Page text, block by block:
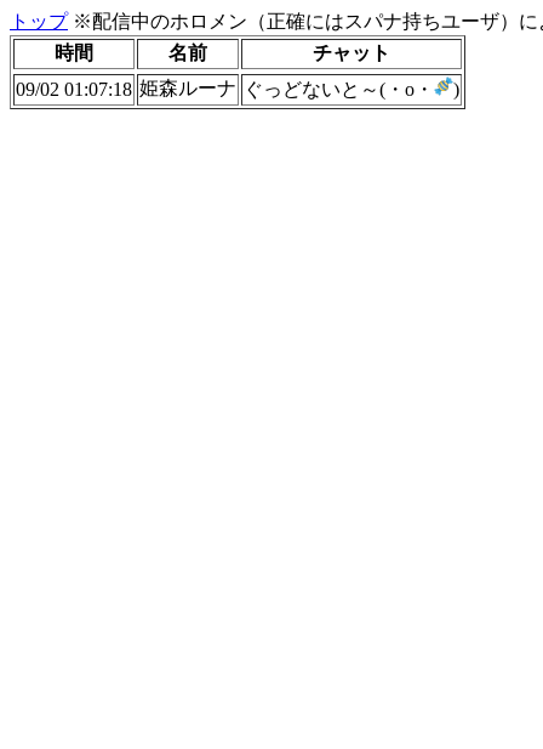
トップ※配信中のホロメン（正確にはスパナ持ちユーザ）
時間
名前
チャット
09/02 01:07:18 姫森ルーナ ぐっどないと～(・o・ )